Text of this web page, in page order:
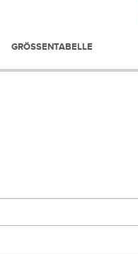
GRÖSSENTABELLE